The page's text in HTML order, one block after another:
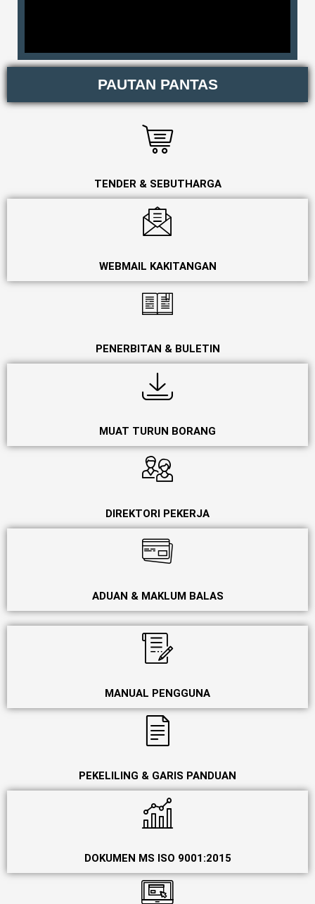
PAUTAN PANTAS
TENDER & SEBUTHARGA
WEBMAIL KAKITANGAN
PENERBITAN & BULETIN
MUAT TURUN BORANG
DIREKTORI PEKERJA
ADUAN & MAKLUM BALAS
MANUAL PENGGUNA
PEKELILING & GARIS PANDUAN
DOKUMEN MS ISO 9001:2015